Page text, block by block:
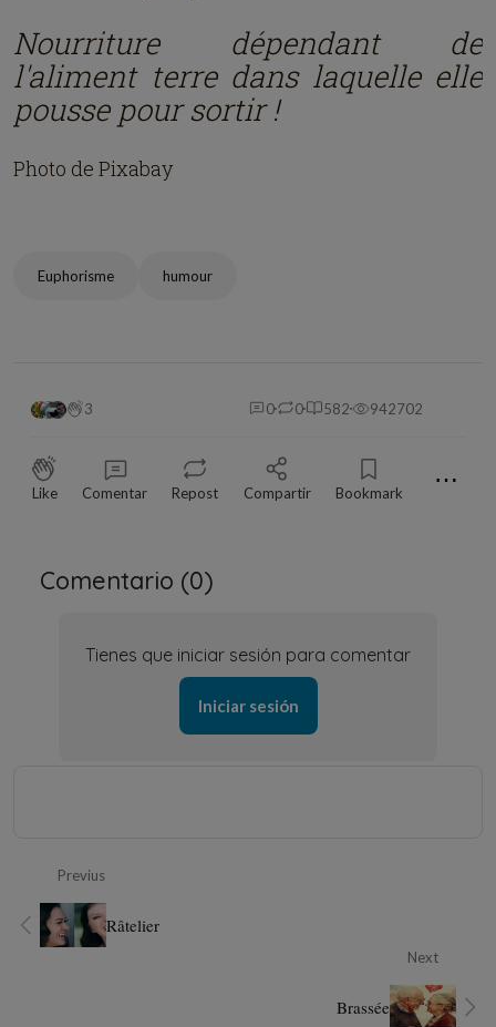
Nourriture dépendant de
l'aliment terre dans laquelle elle
pousse pour sortir !
Photo de Pixabay
Euphorisme humour
3 0 0 582 942702
Like Comentar Repost Compartir Bookmark ⋯
Comentario (0)
Tienes que iniciar sesión para comentar
Iniciar sesión
Previus
Râtelier
Next
Brassée